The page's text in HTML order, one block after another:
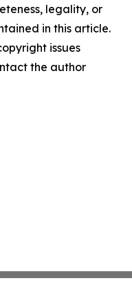
legality, or
in this article.
issues
the author